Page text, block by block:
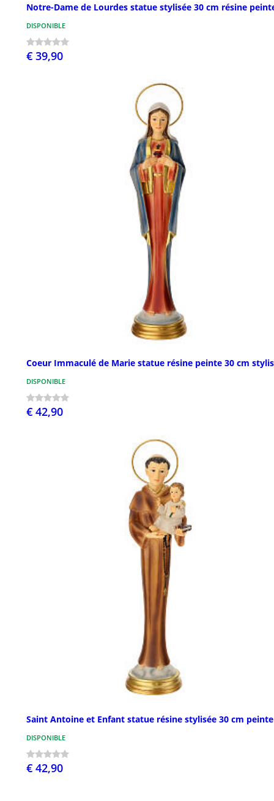
Notre-Dame de Lourdes statue stylisée 30 cm résine
DISPONIBLE
€ 39,90
Coeur Immaculé de Marie statue résine peinte 30 cm
DISPONIBLE
€ 42,90
Saint Antoine et Enfant statue résine stylisée 30 cm peinte
DISPONIBLE
€ 42,90